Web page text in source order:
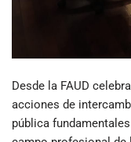
Desde la FAUD
acciones de
pública